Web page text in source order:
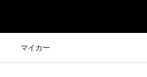
マイカー